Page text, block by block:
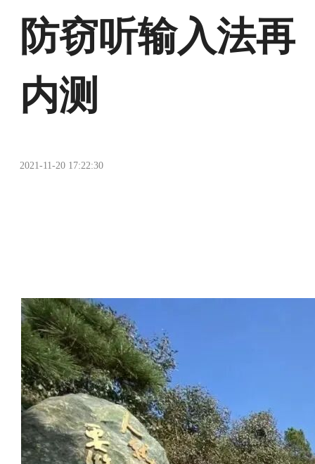
防窃听输入法再
内测
2021-11-20 17:22:30